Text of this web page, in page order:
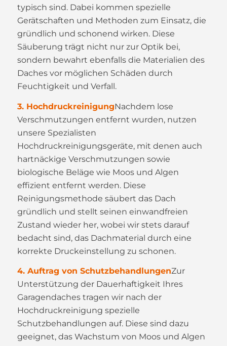
typisch sind. Dabei kommen spezielle
Gerätschaften und Methoden zum Einsatz, die
gründlich und schonend wirken. Diese
Säuberung trägt nicht nur zur Optik bei,
sondern bewahrt ebenfalls die Materialien des
Daches vor möglichen Schäden durch
Feuchtigkeit und Verfall.
3. HochdruckreinigungNachdem lose
Verschmutzungen entfernt wurden, nutzen
unsere Spezialisten
Hochdruckreinigungsgeräte, mit denen auch
hartnäckige Verschmutzungen sowie
biologische Beläge wie Moos und Algen
effizient entfernt werden. Diese
Reinigungsmethode säubert das Dach
gründlich und stellt seinen einwandfreien
Zustand wieder her, wobei wir stets darauf
bedacht sind, das Dachmaterial durch eine
korrekte Druckeinstellung zu schonen.
4. Auftrag von SchutzbehandlungenZur
Unterstützung der Dauerhaftigkeit Ihres
Garagendaches tragen wir nach der
Hochdruckreinigung spezielle
Schutzbehandlungen auf. Diese sind dazu
geeignet, das Wachstum von Moos und Algen